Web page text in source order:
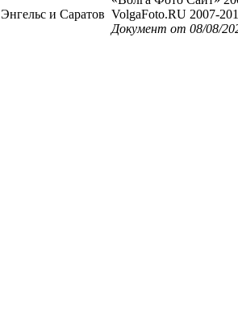
Энгельс и Саратов VolgaFoto.RU 2007-
Документ от 08/08/